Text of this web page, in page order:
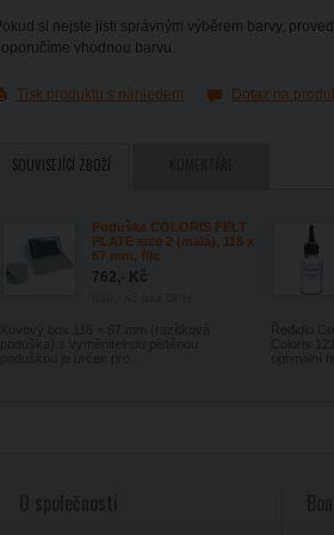
si nejste jisti správným výběrem barvy,
vhodnou barvu.
Tisk produktu s náhledem Dotaz na
SOUVISEJÍCÍ ZBOŽÍ
Poduška COLORIS FELT
PLATE size 2 (malá), 118 ×
67 mm, filc
762,- Kč